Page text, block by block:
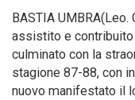
BASTIA
assistito e contribuito
culminato con la
stagione 87-88, con
nuovo manifestato il